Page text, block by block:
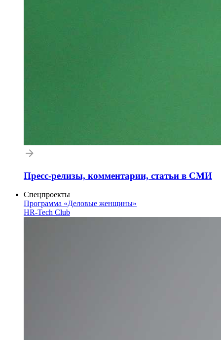
Пресс-релизы, комментарии, статьи в СМИ
Спецпроекты
Программа «Деловые женщины»
HR-Tech Club